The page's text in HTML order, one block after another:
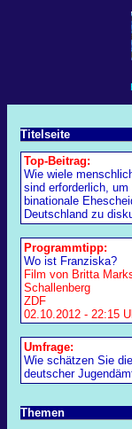
Titelseite
Top-Beitrag:
Wie wiele
sind erforderlich, um
binationale
Deutschland zu
Programmtipp:
Wo ist Franziska?
Film von Britta
Schallenberg
ZDF
02.10.2012 - 22:15
Umfrage:
Wie schätzen Sie
deutscher
Themen